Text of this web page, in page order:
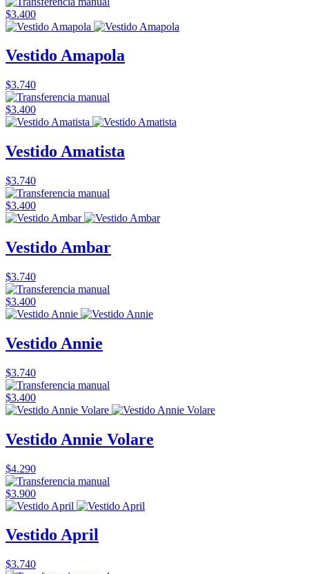
$3.400
Vestido Amapola
$3.740
$3.400
Vestido Amatista
$3.740
$3.400
Vestido Ambar
$3.740
$3.400
Vestido Annie
$3.740
$3.400
Vestido Annie Volare
$4.290
$3.900
Vestido April
$3.740